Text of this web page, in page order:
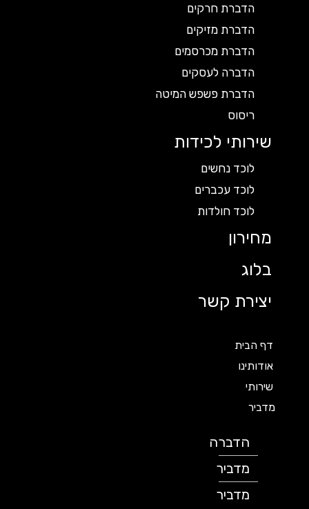
הדברת חרקים
הדברת מזיקים
הדברת מכרסמים
הדברה לעסקים
הדברת פשפש המיטה
ריסוס
שירותי לכידות
לוכד נחשים
לוכד עכברים
לוכד חולדות
מחירון
בלוג
יצירת קשר
דף הבית
אודותינו
שירותי
מדביר
הדברה
מדביר
מדביר